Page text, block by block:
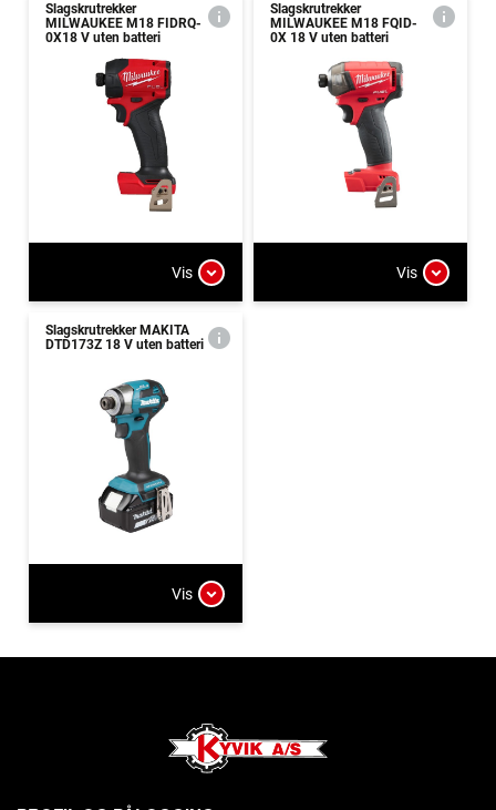
Slagskrutrekker
MILWAUKEE M18 FIDRQ-
0X18 V uten batteri
Vis
Slagskrutrekker
MILWAUKEE M18 FQID-
0X 18 V uten batteri
Vis
Slagskrutrekker MAKITA
DTD173Z 18 V uten batteri
Vis